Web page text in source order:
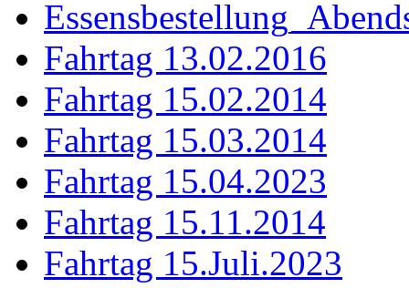
Fahrtag 13.02.2016
Fahrtag 15.02.2014
Fahrtag 15.03.2014
Fahrtag 15.04.2023
Fahrtag 15.11.2014
Fahrtag 15.Juli.2023